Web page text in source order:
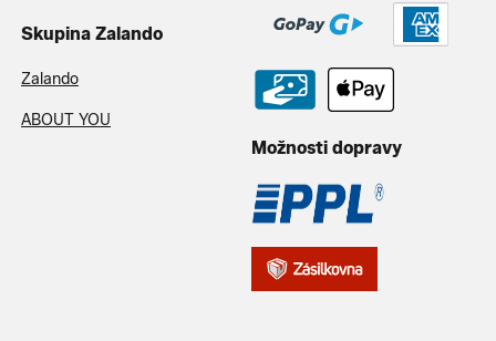
Skupina Zalando
Zalando
ABOUT YOU
Možnosti dopravy